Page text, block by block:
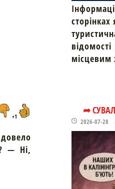
місцевим
+1
— Ні,
➦
2026-07-28